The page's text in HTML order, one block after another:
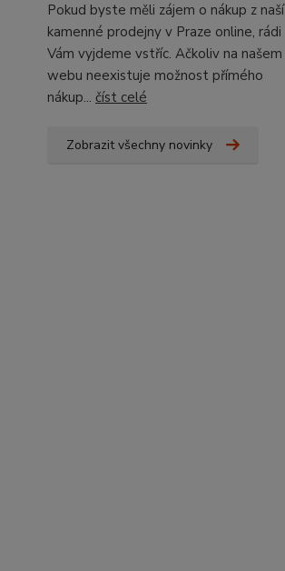
Pokud byste měli zájem o nákup z naší
kamenné prodejny v Praze online, rádi
Vám vyjdeme vstříc. Ačkoliv na našem
webu neexistuje možnost přímého
nákup... číst celé
Zobrazit všechny novinky